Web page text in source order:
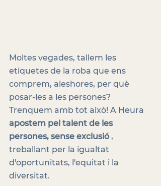
Moltes vegades, tallem les
etiquetes de la roba que ens
comprem, aleshores, per què
posar-les a les persones?
Trenquem amb tot això! A Heura
apostem pel talent de les
persones, sense exclusió ,
treballant per la igualtat
d'oportunitats, l'equitat i la
diversitat.